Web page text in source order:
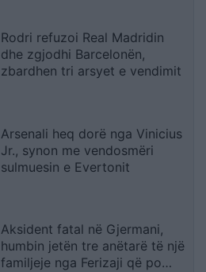
Rodri refuzoi Real Madridin
dhe zgjodhi Barcelonën,
zbardhen tri arsyet e vendimit
Arsenali heq dorë nga Vinicius
Jr., synon me vendosmëri
sulmuesin e Evertonit
Aksident fatal në Gjermani,
humbin jetën tre anëtarë të një
familjeje nga Ferizaji që po